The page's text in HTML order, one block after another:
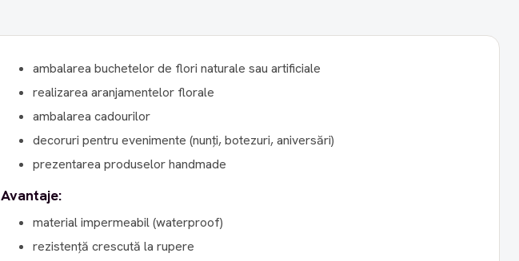
ambalarea buchetelor de flori naturale sau artificiale
realizarea aranjamentelor florale
ambalarea cadourilor
decoruri pentru evenimente (nunți, botezuri, aniversări)
prezentarea produselor handmade
Avantaje:
material impermeabil (waterproof)
rezistență crescută la rupere